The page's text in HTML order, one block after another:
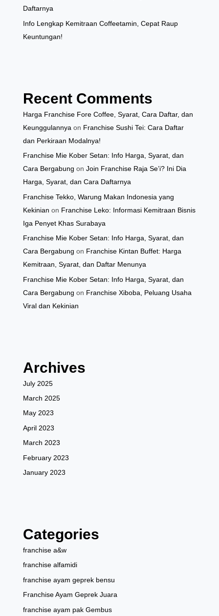
Daftarnya
Info Lengkap Kemitraan Coffeetamin, Cepat Raup
Keuntungan!
Recent Comments
Harga Franchise Fore Coffee, Syarat, Cara Daftar, dan
Keunggulannya on Franchise Sushi Tei: Cara Daftar
dan Perkiraan Modalnya!
Franchise Mie Kober Setan: Info Harga, Syarat, dan
Cara Bergabung onJoin Franchise Raja Se’i? Ini Dia
Harga, Syarat, dan Cara Daftarnya
Franchise Tekko, Warung Makan Indonesia yang
Kekinian on Franchise Leko: Informasi Kemitraan Bisnis
Iga Penyet Khas Surabaya
Franchise Mie Kober Setan: Info Harga, Syarat, dan
Cara Bergabung on Franchise Kintan Buffet: Harga
Kemitraan, Syarat, dan Daftar Menunya
Franchise Mie Kober Setan: Info Harga, Syarat, dan
Cara Bergabung on Franchise Xiboba, Peluang Usaha
Viral dan Kekinian
Archives
July 2025
March 2025
May 2023
April 2023
March 2023
February 2023
January 2023
Categories
franchise a&w
franchise alfamidi
franchise ayam geprek bensu
Franchise Ayam Geprek Juara
franchise ayam pak Gembus